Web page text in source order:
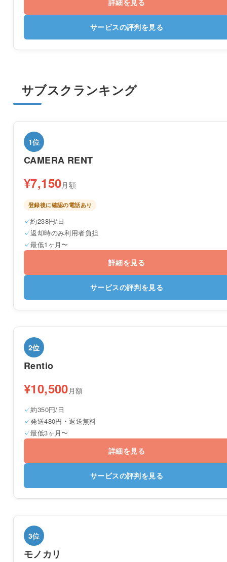
サービスの評判を見る
サブスクランキング
1位
CAMERA RENT
¥7,150月額
登録後に確認の電話あり
約238円/日
返却時のみ利用者負担
最低1ヶ月〜
詳細を見る
サービスの評判を見る
2位
Rentio
¥10,500 月額
約350円/日
発送480円・返送無料
最低3ヶ月〜
詳細を見る
サービスの評判を見る
3位
モノカリ